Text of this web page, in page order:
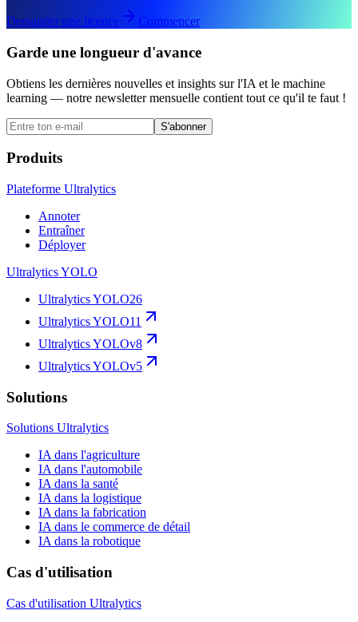
Demander une licence Commencer
Garde une longueur d'avance
Obtiens les dernières nouvelles et insights sur l'IA et le machine
learning — notre newsletter mensuelle contient tout ce qu'il te faut !
S'abonner
Produits
Plateforme Ultralytics
Annoter
Entraîner
Déployer
Ultralytics YOLO
Ultralytics YOLO26
Ultralytics YOLO11
Ultralytics YOLOv8
Ultralytics YOLOv5
Solutions
Solutions Ultralytics
IA dans l'agriculture
IA dans l'automobile
IA dans la santé
IA dans la logistique
IA dans la fabrication
IA dans le commerce de détail
IA dans la robotique
Cas d'utilisation
Cas d'utilisation Ultralytics